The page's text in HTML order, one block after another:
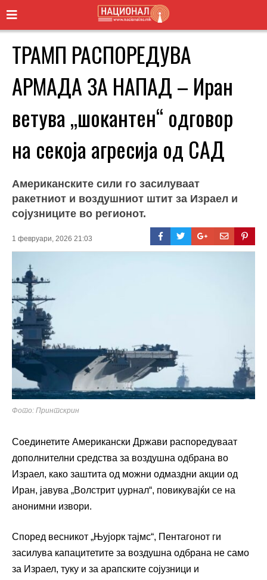
ТРАМП РАСПОРЕДУВА
АРМАДА ЗА НАПАД – Иран
ветува „шокантен“ одговор
на секоја агресија од САД
Американските сили го засилуваат
ракетниот и воздушниот штит за Израел и
сојузниците во регионот.
1 февруари, 2026 21:03
Фото: Принтскрин
Соединетите Американски Држави распоредуваат
дополнителни средства за воздушна одбрана во
Израел, како заштита од можни одмаздни акции од
Иран, јавува „Волстрит џурнал“, повикувајќи се на
анонимни извори.
Според весникот „Њујорк тајмс“, Пентагонот ги
засилува капацитетите за воздушна одбрана не само
за Израел, туку и за арапските сојузници и